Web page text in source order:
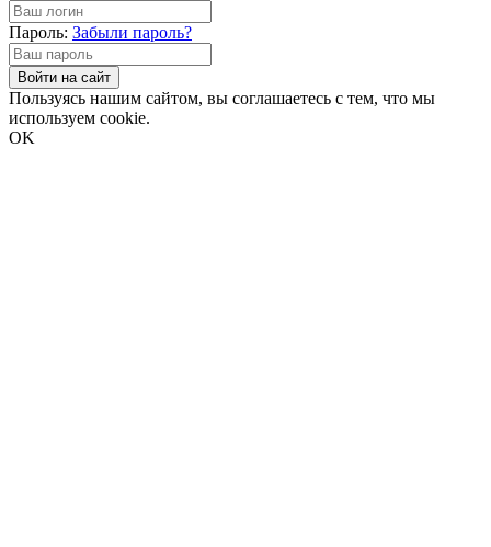
Пароль: Забыли пароль?
Войти на сайт
Пользуясь нашим сайтом, вы соглашаетесь с тем, что мы
используем cookie.
OK